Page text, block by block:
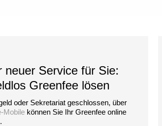
neuer Service für Sie:
Greenfee lösen
oder Sekretariat geschlossen, über
Mobile können Sie Ihr Greenfee online